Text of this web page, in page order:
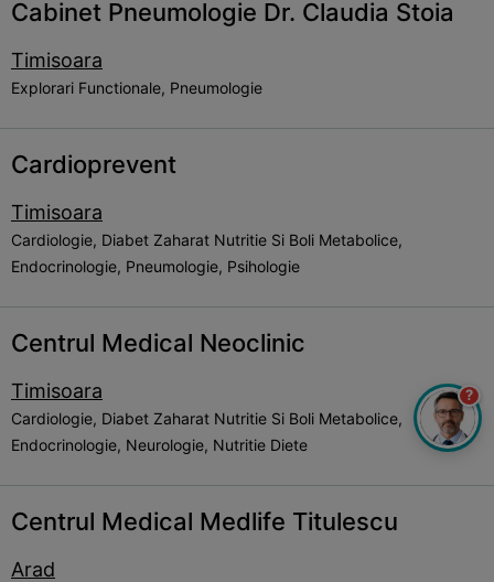
Cabinet Pneumologie Dr. Claudia Stoia
Timisoara
Explorari Functionale, Pneumologie
Cardioprevent
Timisoara
Cardiologie, Diabet Zaharat Nutritie Si Boli Metabolice,
Endocrinologie, Pneumologie, Psihologie
Centrul Medical Neoclinic
Timisoara
Cardiologie, Diabet Zaharat Nutritie Si Boli Metabolice,
Endocrinologie, Neurologie, Nutritie Diete
Centrul Medical Medlife Titulescu
Arad
?